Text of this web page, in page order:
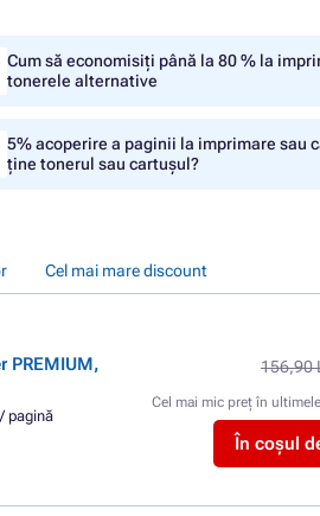
Cum să economisiți până la 80 % la
tonerele alternative
5% acoperire a paginii la imprimare sau
ține tonerul sau cartușul?
Cel mai mare discount
PREMIUM,
pagină
156,90
Cel mai mic preț în
În coșul